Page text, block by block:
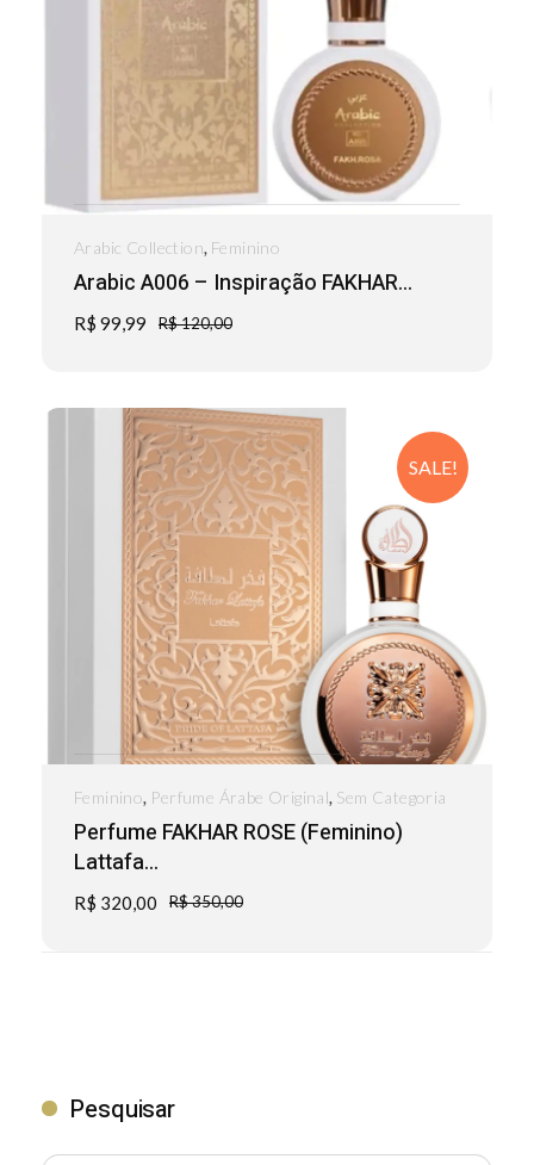
Arabic A006 – Inspiração FAKHAR...
R$ 99,99 R$120,00
Arabic Collection, Feminino
SALE!
Perfume FAKHAR ROSE (Feminino)
Lattafa...
R$ 320,00 R$350,00
Feminino, Perfume Árabe Original, Sem Categoria
Pesquisar